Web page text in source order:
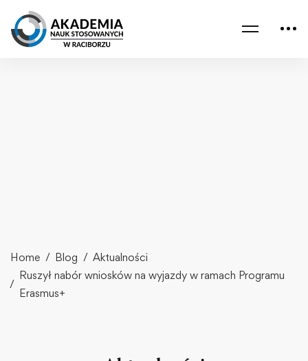
Home Blog
Aktualności
Ruszył nabór wniosków na wyjazdy w ramach Programu
Erasmus+